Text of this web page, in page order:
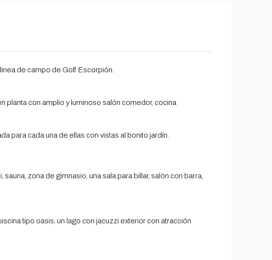
de campo de Golf Escorpión.
planta con amplio y luminoso salón comedor, cocina
para cada una de ellas con vistas al bonito jardín.
zona de gimnasio, una sala para billar, salón con barra,
tipo oasis, un lago con jacuzzi exterior con atracción